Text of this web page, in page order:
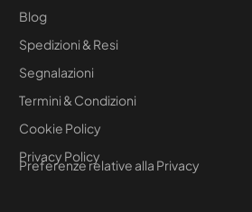
Blog
Spedizioni & Resi
Segnalazioni
Termini & Condizioni
Cookie Policy
Privacy Policy
Preferenze relative alla Privacy